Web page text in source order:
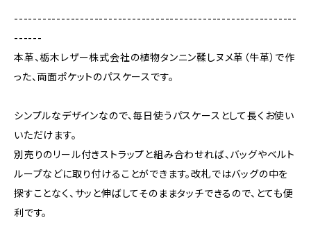
------------------------------------------------------------
------
本革、栃木レザー株式会社の植物タンニン鞣しヌメ革（牛革）で作
った、両面ポケットのパスケースです。
シンプルなデザインなので、毎日使うパスケースとして長くお使い
いただけます。
別売りのリール付きストラップと組み合わせれば、バッグやベルト
ループなどに取り付けることができます。改札ではバッグの中を
探すことなく、サッと伸ばしてそのままタッチできるので、とても便
利です。